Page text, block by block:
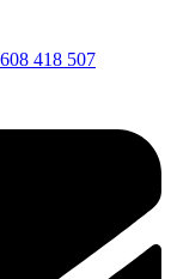
418 507